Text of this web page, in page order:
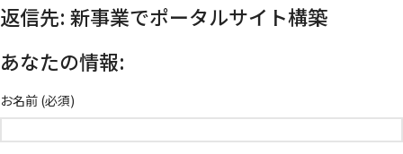
返信先: 新事業でポータルサイト構築
あなたの情報:
お名前 (必須)